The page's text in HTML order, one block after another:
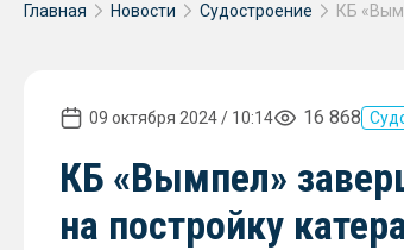
Главная Новости Судостроение
09 октября 2024 / 10:14 16 868
КБ «Вымпел»
на постройку